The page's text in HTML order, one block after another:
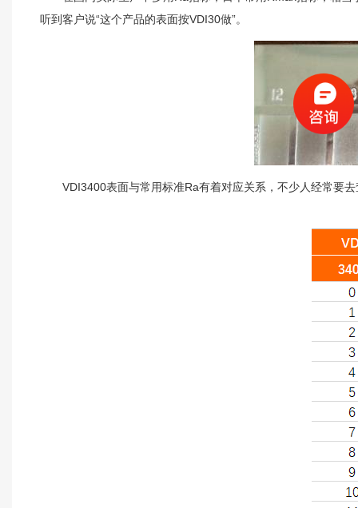
听到客户说“这个产品的表面按VDI30做”。
VDI3400表面与常用标准Ra有着对应关系，不少人经常要去